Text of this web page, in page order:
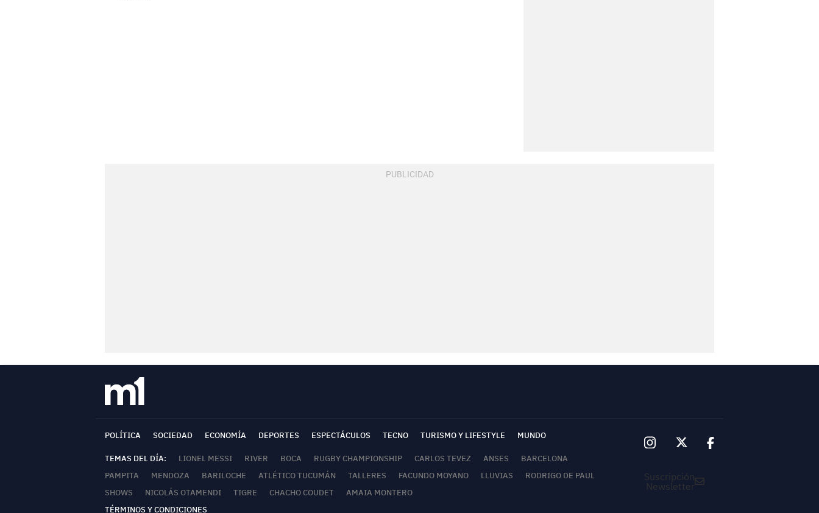
POLÍTICA SOCIEDAD ECONOMÍA DEPORTES ESPECTÁCULOS TECNO TURISMO Y LIFESTYLE MUNDO
TEMAS DEL DÍA: LIONEL MESSI RIVER BOCA RUGBY CHAMPIONSHIP CARLOS TEVEZ ANSES
BARCELONA
PAMPITA
MENDOZA BARILOCHE ATLÉTICO TUCUMÁN TALLERES FACUNDO MOYANO LLUVIAS
RODRIGO DE PAUL
SHOWS
NICOLÁS OTAMENDI TIGRE CHACHO COUDET
AMAIA MONTERO
TÉRMINOS Y CONDICIONES
Suscripción
Newsletter